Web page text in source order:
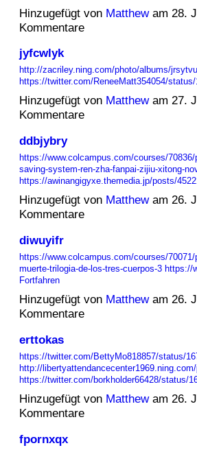
Hinzugefügt von Matthewam 28.
Kommentare
jyfcwlyk
http://zacriley.ning.com/photo/albums/
https://twitter.com/ReneeMatt354054/
Hinzugefügt von Matthewam 27.
Kommentare
ddbjybry
https://www.colcampus.com/courses/
saving-system-ren-zha-fanpai-zijiu-xitong-
https://awinangigyxe.themedia.jp/posts/
Hinzugefügt von Matthewam 26.
Kommentare
diwuyifr
https://www.colcampus.com/courses/
muerte-trilogia-de-los-tres-cuerpos-3 https://
Fortfahren
Hinzugefügt von Matthewam 26.
Kommentare
erttokas
https://twitter.com/BettyMo818857/status/
http://
https://twitter.com/borkholder66428/status/
Hinzugefügt von Matthewam 26.
Kommentare
fpornxqx